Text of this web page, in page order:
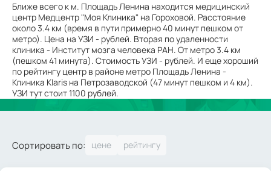
Ближе всего к м. Площадь Ленина находится медицинский
центр Медцентр "Моя Клиника" на Гороховой. Расстояние
около 3.4 км (время в пути примерно 40 минут пешком от
метро). Цена на УЗИ - рублей. Вторая по удаленности
клиника - Институт мозга человека РАН. От метро 3.4 км
(пешком 41 минута). Стоимость УЗИ - рублей. И еще хороший
по рейтингу центр в районе метро Площадь Ленина -
Клиника Klaris на Петрозаводской (47 минут пешком и 4 км).
УЗИ тут стоит 1100 рублей.
Сортировать по: